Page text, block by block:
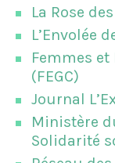
La Rose
L’Envolée
Femmes et
(FEGC)
Journal
Ministère
Solidarité